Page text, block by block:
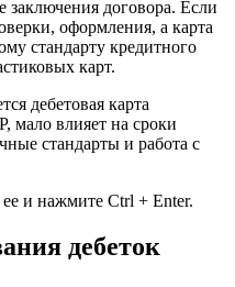
заключения договора. Если
оформления, а карта
стандарту кредитного
карт.
дебетовая карта
мало влияет на сроки
стандарты и работа с
и нажмите Ctrl + Enter.
дебеток